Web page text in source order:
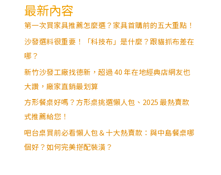
最新內容
第一次買家具推薦怎麼選？家具首購前的五大重點！
沙發選料很重要！「科技布」是什麼？跟貓抓布差在
哪？
新竹沙發工廠找德新，超過 40 年在地經典店網友也
大讚，廠家直銷最划算
方形餐桌好嗎？方形桌挑選懶人包、2025 最熱賣款
式推薦給您！
吧台桌買前必看懶人包＆十大熱賣款：與中島餐桌哪
個好？如何完美搭配裝潢？